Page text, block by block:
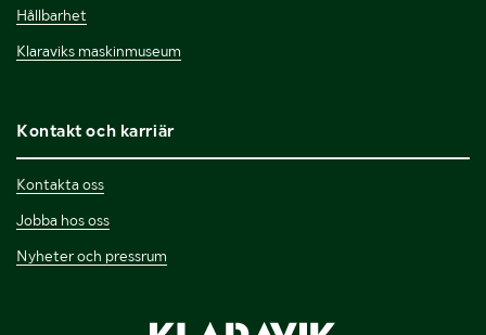
Hållbarhet
Klaraviks maskinmuseum
Kontakt och karriär
Kontakta oss
Jobba hos oss
Nyheter och pressrum